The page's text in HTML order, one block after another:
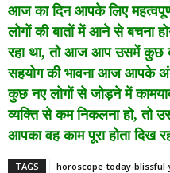
आज का दिन आपके लिए
लोगों की बातों में आने से बचना
रहा था, तो आज आप उसमें कुछ
सहयोग की भावना आज आपके
कुछ नए लोगों से जोड़ने में
व्यक्ति से कम निकलना हो, तो
आपका वह काम पूरा होता दिख
TAGS horoscope-today-blissful-